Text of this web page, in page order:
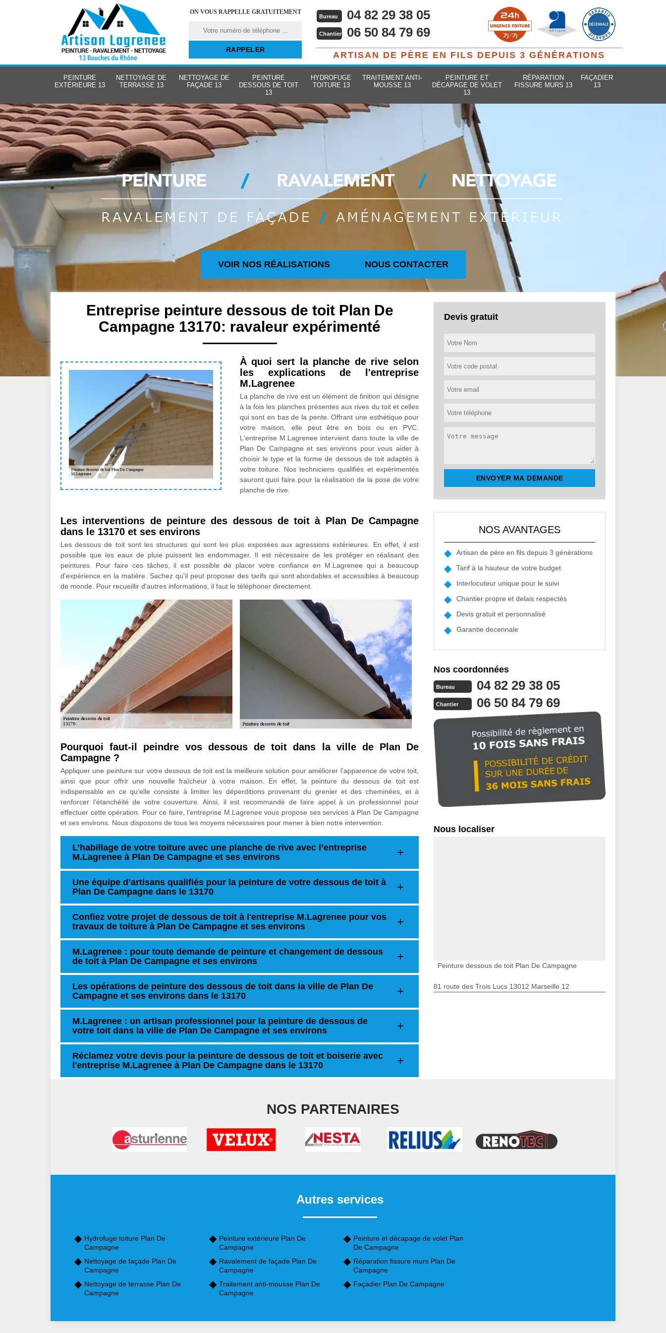
ON VOUS RAPPELLE GRATUITEMENT
Bureau 04 82 29 38 05
Chantier 06 50 84 79 69
ARTISAN DE PÈRE EN FILS DEPUIS 3 GÉNÉRATIONS
PEINTURE
EXTÉRIEURE 13
NETTOYAGE DE
TERRASSE 13
NETTOYAGE DE
FAÇADE 13
PEINTURE
DESSOUS DE TOIT
13
HYDROFUGE
TOITURE 13
TRAITEMENT ANTI-
MOUSSE 13
PEINTURE ET
DÉCAPAGE DE VOLET
13
RÉPARATION
FISSURE MURS 13
FAÇADIER
13
VOIR NOS RÉALISATIONS NOUS CONTACTER
Entreprise peinture dessous de toit Plan De
Campagne 13170: ravaleur expérimenté
À quoi sert la planche de rive selon
les explications de l'entreprise
M.Lagrenee
La planche de rive est un élément de finition qui désigne
à la fois les planches présentes aux rives du toit et celles
qui sont en bas de la pente. Offrant une esthétique pour
votre maison, elle peut être en bois ou en PVC.
L'entreprise M.Lagrenee intervient dans toute la ville de
Plan De Campagne et ses environs pour vous aider à
choisir le type et la forme de dessous de toit adaptés à
votre toiture. Nos techniciens qualifiés et expérimentés
sauront quoi faire pour la réalisation de la pose de votre
planche de rive.
Les interventions de peinture des dessous de toit à Plan De Campagne
dans le 13170 et ses environs
Les dessous de toit sont les structures qui sont les plus exposées aux agressions extérieures. En effet, il est
possible que les eaux de pluie puissent les endommager. Il est nécessaire de les protéger en réalisant des
peintures. Pour faire ces tâches, il est possible de placer votre confiance en M.Lagrenee qui a beaucoup
d'expérience en la matière. Sachez qu'il peut proposer des tarifs qui sont abordables et accessibles à beaucoup
de monde. Pour recueillir d'autres informations, il faut le téléphoner directement.
Pourquoi faut-il peindre vos dessous de toit dans la ville de Plan De
Campagne ?
Appliquer une peinture sur votre dessous de toit est la meilleure solution pour améliorer l’apparence de votre toit,
ainsi que pour offrir une nouvelle fraîcheur à votre maison. En effet, la peinture du dessous de toit est
indispensable en ce qu’elle consiste à limiter les déperditions provenant du grenier et des cheminées, et à
renforcer l’étanchéité de votre couverture. Ainsi, il est recommandé de faire appel à un professionnel pour
effectuer cette opération. Pour ce faire, l’entreprise M.Lagrenee vous propose ses services à Plan De Campagne
et ses environs. Nous disposons de tous les moyens nécessaires pour mener à bien notre intervention.
L’habillage de votre toiture avec une planche de rive avec l’entreprise
M.Lagrenee à Plan De Campagne et ses environs
Une équipe d’artisans qualifiés pour la peinture de votre dessous de toit à
Plan De Campagne dans le 13170
Confiez votre projet de dessous de toit à l'entreprise M.Lagrenee pour vos
travaux de toiture à Plan De Campagne et ses environs
M.Lagrenee : pour toute demande de peinture et changement de dessous
de toit à Plan De Campagne et ses environs
Les opérations de peinture des dessous de toit dans la ville de Plan De
Campagne et ses environs dans le 13170
M.Lagrenee : un artisan professionnel pour la peinture de dessous de
votre toit dans la ville de Plan De Campagne et ses environs
Réclamez votre devis pour la peinture de dessous de toit et boiserie avec
l'entreprise M.Lagrenee à Plan De Campagne dans le 13170
Devis gratuit
NOS AVANTAGES
Artisan de père en fils depuis 3 générations
Tarif à la hauteur de votre budget
Interlocuteur unique pour le suivi
Chantier propre et delais respectés
Devis gratuit et personnalisé
Garantie decennale
Nos coordonnées
Bureau 04 82 29 38 05
Chantier 06 50 84 79 69
Nous localiser
Peinture dessous de toit Plan De Campagne
81 route des Trois Lucs 13012 Marseille 12
NOS PARTENAIRES
Autres services
Hydrofuge toiture Plan De
Campagne
Nettoyage de façade Plan De
Campagne
Nettoyage de terrasse Plan De
Campagne
Peinture extérieure Plan De
Campagne
Ravalement de façade Plan De
Campagne
Traitement anti-mousse Plan De
Campagne
Peinture et décapage de volet Plan
De Campagne
Réparation fissure murs Plan De
Campagne
Façadier Plan De Campagne